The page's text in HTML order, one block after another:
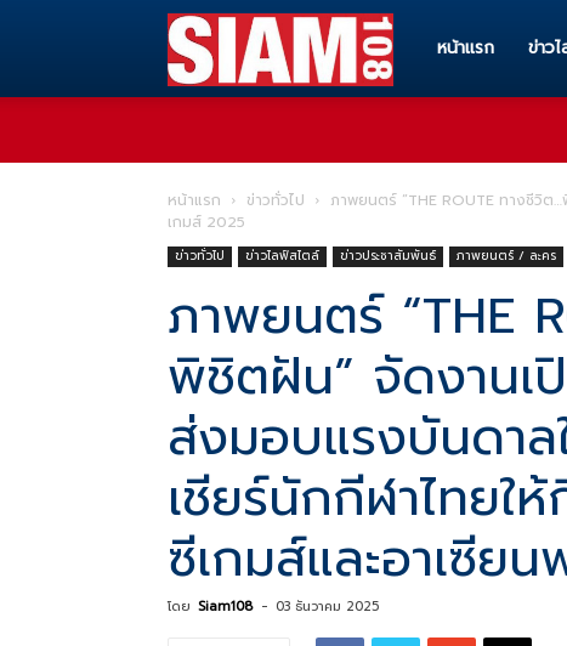
Siam108
ข่าวสาร
ทุก
เรื่อง
ที่
หน้าแรก ข่าว
หน้าแรก ข่าวทั่วไป
ภาพยนตร์ “THE ROUTE ทางชีวิต
เกมส์ 2025
ข่าวทั่วไป ข่าวไลฟ์สไตล์ ข่าวประชาสัมพันธ์ ภาพยนตร์ / ละคร
ภาพยนตร์ “THE
พิชิตฝัน” จัดงาน
ส่งมอบแรงบันดา
เชียร์นักกีฬาไทยใ
ซีเกมส์และอาเซีย
โดย Siam108 - 03 ธันวาคม 2025